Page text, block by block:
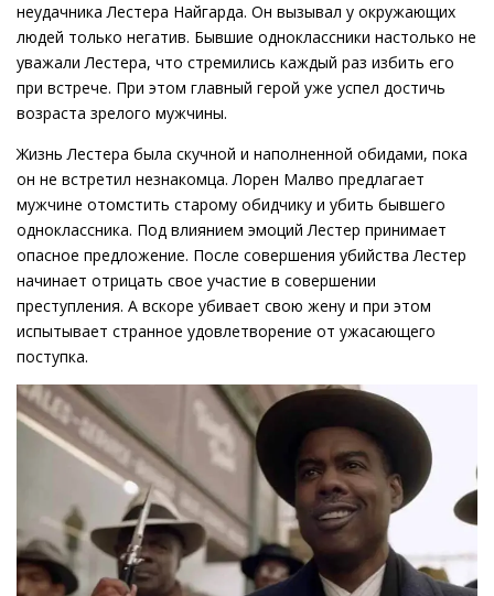
неудачника Лестера Найгарда. Он вызывал у окружающих
людей только негатив. Бывшие одноклассники настолько не
уважали Лестера, что стремились каждый раз избить его
при встрече. При этом главный герой уже успел достичь
возраста зрелого мужчины.
Жизнь Лестера была скучной и наполненной обидами, пока
он не встретил незнакомца. Лорен Малво предлагает
мужчине отомстить старому обидчику и убить бывшего
одноклассника. Под влиянием эмоций Лестер принимает
опасное предложение. После совершения убийства Лестер
начинает отрицать свое участие в совершении
преступления. А вскоре убивает свою жену и при этом
испытывает странное удовлетворение от ужасающего
поступка.